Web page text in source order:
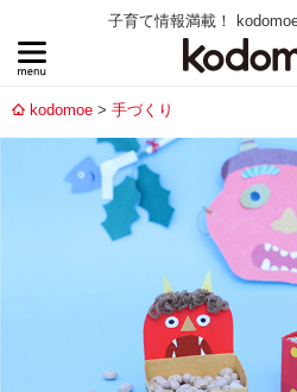
子育て情報満載！
kodomoe 手づくり